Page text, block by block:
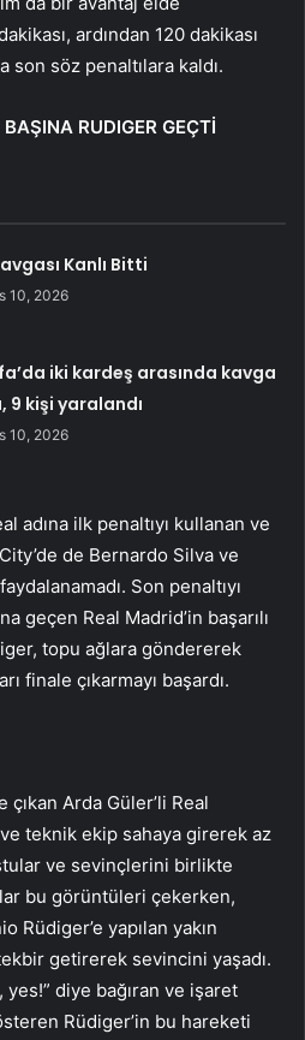
ardından 120 dakikası
son söz penaltılara kaldı.
RUDIGER GEÇTİ
Kanlı Bitti
10, 2026
iki kardeş arasında kavga
9 kişi yaralandı
10, 2026
adına ilk penaltıyı kullanan ve
de Bernardo Silva ve
Son penaltıyı
geçen Real Madrid’in başarılı
topu ağlara göndererek
finale çıkarmayı başardı.
Arda Güler’li Real
teknik ekip sahaya girerek az
ve sevinçlerini birlikte
bu görüntüleri çekerken,
Rüdiger’e yapılan yakın
getirerek sevincini yaşadı.
yes!” diye bağıran ve işaret
Rüdiger’in bu hareketi